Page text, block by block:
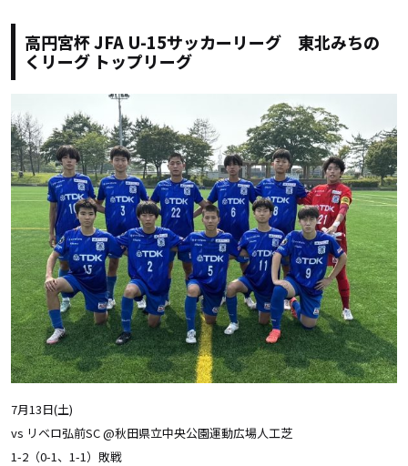
高円宮杯 JFA U-15サッカーリーグ 東北みちの
くリーグ トップリーグ
7月13日(土)
vs リベロ弘前SC @秋田県立中央公園運動広場人工芝
1-2（0-1、1-1）敗戦